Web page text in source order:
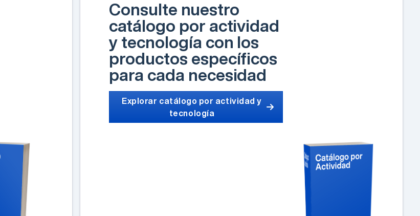
Consulte nuestro
catálogo por actividad
y tecnología con los
productos específicos
para cada necesidad
Explorar catálogo por actividad y
tecnología